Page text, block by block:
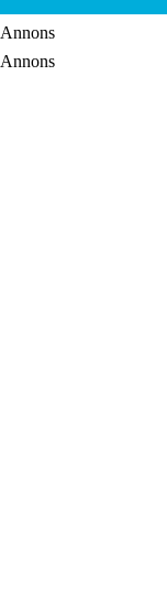
Annons
Annons